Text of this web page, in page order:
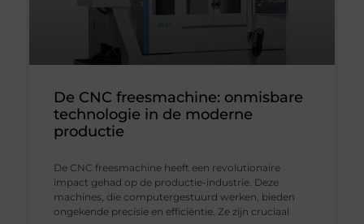
De CNC freesmachine: onmisbare
technologie in de moderne
productie
De CNC freesmachine heeft een revolutionaire
impact gehad op de productie-industrie. Deze
machines, die computergestuurd werken, bieden
ongekende precisie en efficiëntie. Ze zijn cruciaal